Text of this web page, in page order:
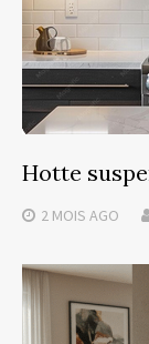
Hotte
2 MOIS AGO